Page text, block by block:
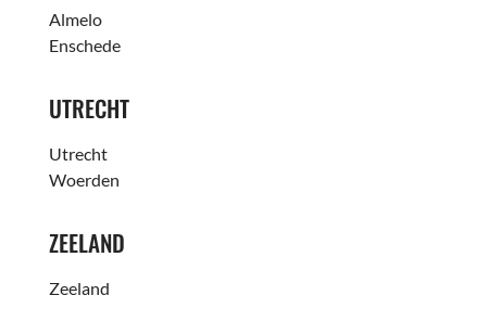
Almelo
Enschede
UTRECHT
Utrecht
Woerden
ZEELAND
Zeeland